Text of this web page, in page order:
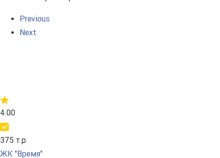
Previous
Next
4.00
375 т.р.
ЖК "Время"